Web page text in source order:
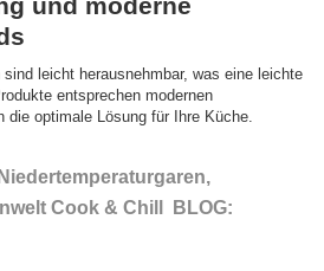
leicht herausnehmbar, was eine leichte
entsprechen modernen
die optimale Lösung für Ihre Küche.
Cook & Chill BLOG: